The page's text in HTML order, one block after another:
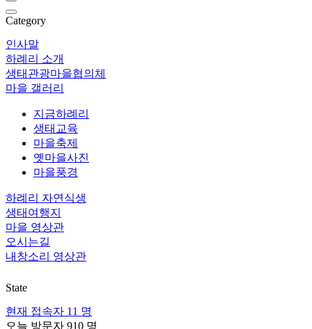
Category
인사말
하례리 소개
생태관광마을협의체
마을 갤러리
지금하례리
생태교육
마을축제
옛마을사진
마을풍경
하례리 자연식생
생태여행지
마을 영상관
오시는길
내창소리 영상관
State
현재 접속자 11 명
오늘 방문자 910 명